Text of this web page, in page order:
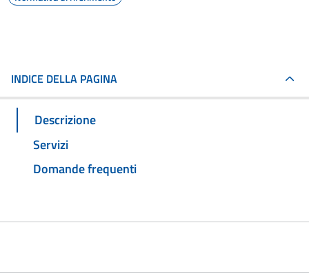
INDICE DELLA PAGINA
Descrizione
Servizi
Domande frequenti